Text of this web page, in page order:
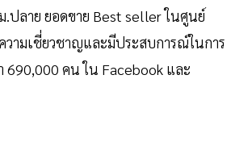
ลาย ยอดขาย Best seller ในศูนย์
วามเชี่ยวชาญและมีประสบการณ์ในการ
690,000 คน ใน Facebook และ